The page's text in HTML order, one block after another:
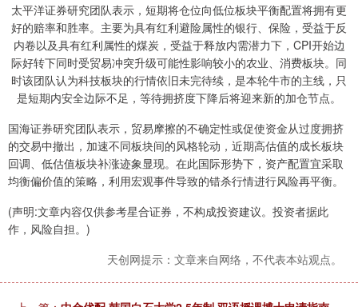
太平洋证券研究团队表示，短期将仓位向低位板块平衡配置将拥有更
好的赔率和胜率。主要为具有红利避险属性的银行、保险，受益于反
内卷以及具有红利属性的煤炭，受益于释放内需潜力下，CPI开始边
际好转下同时受贸易冲突升级可能性影响较小的农业、消费板块。同
时该团队认为科技板块的行情依旧未完待续，是本轮牛市的主线，只
是短期内安全边际不足，等待拥挤度下降后将迎来新的加仓节点。
国海证券研究团队表示，贸易摩擦的不确定性或促使资金从过度拥挤
的交易中撤出，加速不同板块间的风格轮动，近期高估值的成长板块
回调、低估值板块补涨迹象显现。在此国际形势下，资产配置宜采取
均衡偏价值的策略，利用宏观事件导致的错杀行情进行风险再平衡。
(声明:文章内容仅供参考星合证券，不构成投资建议。投资者据此
作，风险自担。)
天创网提示：文章来自网络，不代表本站观点。